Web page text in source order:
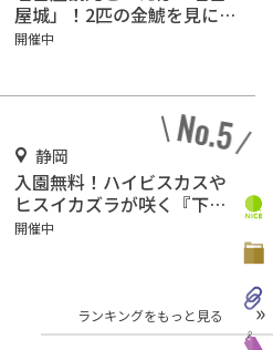
屋城」！2匹の金鯱を見に
行こう
開催中
静岡
入園無料！ハイビスカスや
ヒスイカズラが咲く『下賀
茂熱帯植物園』で南国気分
開催中
ランキングをもっと見る